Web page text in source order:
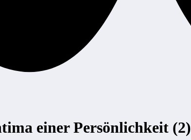
einer Persönlichkeit (2)